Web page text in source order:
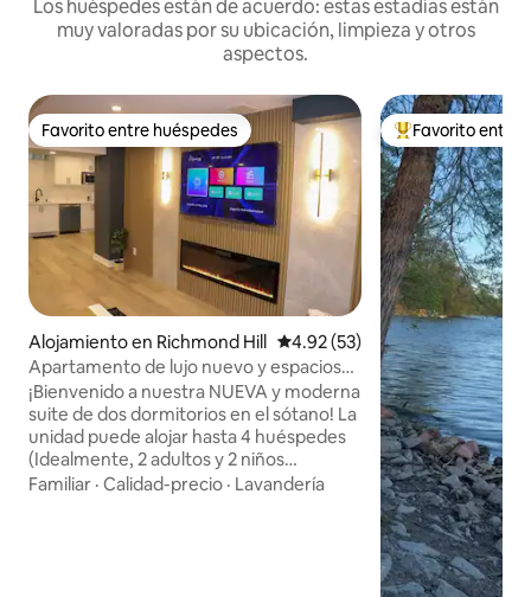
Los huéspedes están de acuerdo: estas estadías están
muy valoradas por su ubicación, limpieza y otros
aspectos.
Favorito entre huéspedes
Favorito entre huéspedes
Alojamiento en Richmond Hill Calificación promedio: 4.92 de
4.92 (53)
Apartamento de lujo nuevo y espacioso
en Richmond Hill
¡Bienvenido a nuestra NUEVA y moderna
suite de dos dormitorios en el sótano! La
unidad puede alojar hasta 4 huéspedes
(Idealmente, 2 adultos y 2 niños
menores de 12 años) Este espacio
Familiar · Calidad-precio · Lavandería
Favorito entre
Favorito entre